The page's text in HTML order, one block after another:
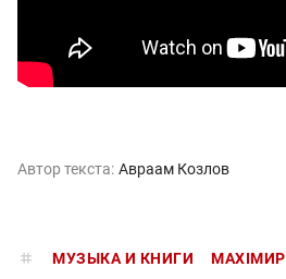
Автор текста: Авраам Козлов
МУЗЫКА И КНИГИ MAXIMИР